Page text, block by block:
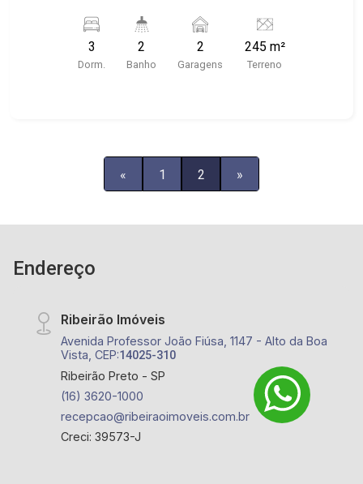
3
Dorm.
2
Banho
2
Garagens
245 m²
Terreno
« 1 2 »
Endereço
Ribeirão Imóveis
Avenida Professor João Fiúsa, 1147 - Alto da Boa
Vista, CEP:14025-310
Ribeirão Preto - SP
(16) 3620-1000
recepcao@ribeiraoimoveis.com.br
Creci: 39573-J